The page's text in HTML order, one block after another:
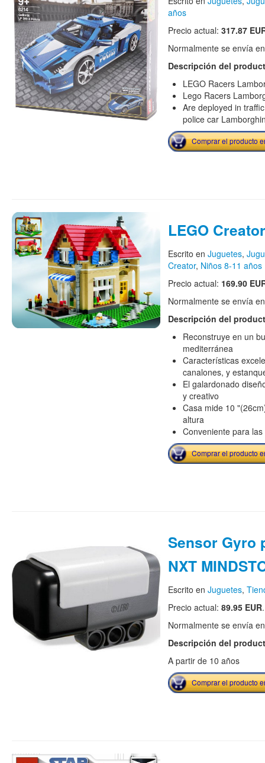
años
Precio actual: 317.87
Normalmente se envía
Descripción del
LEGO Racers
Lego Racers
Are deployed in
police car
Comprar el producto
LEGO
Escrito en Juguetes,
Creator, Niños 8-11 años
Precio actual: 169.90
Normalmente se envía
Descripción del
Reconstruye en un
mediterránea
Características
canalones, y
El galardonado
y creativo
Casa mide 10
altura
Conveniente para
Comprar el producto
Sensor Gyro
NXT
Escrito en Juguetes,
Precio actual: 89.95 EUR.
Normalmente se envía
Descripción del
A partir de 10 años
Comprar el producto